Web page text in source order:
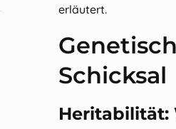
erläutert.
Schicksal
Heritabilität: